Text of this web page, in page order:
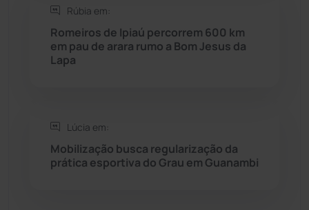
Sudoeste Baiano
Tanhaçu
Rúbia em:
Romeiros de Ipiaú percorrem 600 km
em pau de arara rumo a Bom Jesus da
Lapa
Lúcia em:
Mobilização busca regularização da
prática esportiva do Grau em Guanambi